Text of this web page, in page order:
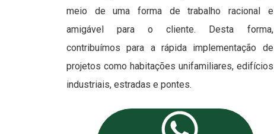
meio de uma forma de trabalho racional e
amigável para o cliente. Desta forma,
contribuímos para a rápida implementação de
projetos como habitações unifamiliares, edifícios
industriais, estradas e pontes.